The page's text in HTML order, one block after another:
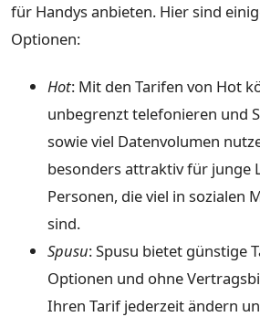
für Handys anbieten. Hier sind
Optionen:
Hot: Mit den Tarifen von Hot
unbegrenzt telefonieren und
sowie viel Datenvolumen
besonders attraktiv für junge
Personen, die viel in sozialen
sind.
Spusu: Spusu bietet günstige
Optionen und ohne
Ihren Tarif jederzeit ändern